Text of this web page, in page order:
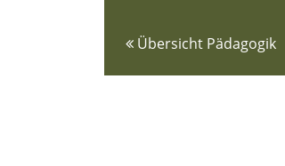
Übersicht Pädagogik